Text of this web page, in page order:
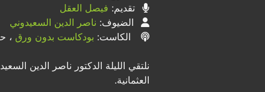
تقديم: فيصل العقل
الضيوف: ناصر الدين السعيدوني
الكاست: بودكاست بدون ورق ،
نلتقي الليلة الدكتور ناصر الدين
العثمانية.